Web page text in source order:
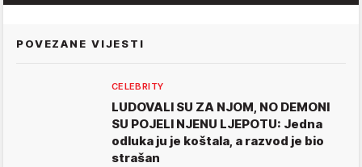
POVEZANE VIJESTI
CELEBRITY
LUDOVALI SU ZA NJOM, NO DEMONI
SU POJELI NJENU LJEPOTU: Jedna
odluka ju je koštala, a razvod je bio
strašan